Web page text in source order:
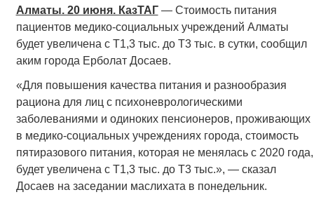
Алматы. 20 июня. КазТАГ— Стоимость питания
пациентов медико-социальных учреждений Алматы
будет увеличена с Т1,3 тыс. до Т3 тыс. в сутки, сообщил
аким города Ерболат Досаев.
«Для повышения качества питания и разнообразия
рациона для лиц с психоневрологическими
заболеваниями и одиноких пенсионеров, проживающих
в медико-социальных учреждениях города, стоимость
пятиразового питания, которая не менялась с 2020 года,
будет увеличена с Т1,3 тыс. до Т3 тыс.», — сказал
Досаев на заседании маслихата в понедельник.